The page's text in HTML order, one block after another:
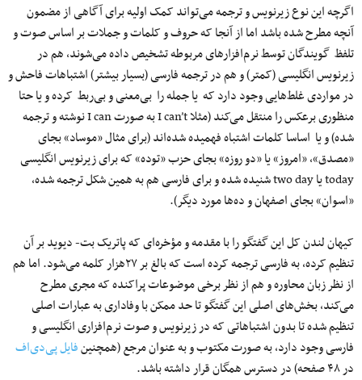
اگرچه این نوع زیرنویس و ترجمه‌ می‌تواند کمک اولیه برای آگاهی از مضمون
آنچه مطرح شده باشد اما از آنجا که حروف و کلمات و جملات بر اساس صوت و
تلفظ گویندگان توسط نرم‌افزارهای مربوطه تشخیص داده می‌شوند، هم در
زیرنویس انگلیسی (کمتر) و هم در ترجمه فارسی (بسیار بیشتر) اشتباهات فاحش و
در مواردی غلط‌هایی وجود دارد که یا جمله را بی‌معنی و بی‌ربط کرده و یا حتا
منظوری برعکس را منتقل می‌کند (مثلا I can’t به صورت I can نوشته و ترجمه
شده) و یا اساسا کلمات اشتباه فهمیده شده‌اند (برای مثال «موساد» بجای
«مصدق»، «امروز» یا «دو روزه» بجای حزب «توده» که برای زیرنویس انگلیسی
today یا two day شنیده شده و برای فارسی هم به همین شکل ترجمه شده،
«اسوان» بجای اصفهان و ده‌ها مورد دیگر).
کیهان لندن کل این گفتگو را با مقدمه و مؤخره‌ای که پاتریک بت- دیوید بر آن
تنظیم کرده، به فارسی ترجمه کرده است که بالغ بر ۲۷هزار کلمه می‌شود. اما هم
از نظر زبان محاوره و هم از نظر برخی موضوعات پراکنده‌ که مجری مطرح
می‌کند، بخش‌های اصلی این گفتگو تا حد ممکن با وفاداری به عبارات اصلی
تنظیم شده تا بدون اشتباهاتی که در زیرنویس و صوت نرم‌افزاری انگلیسی و
فارسی وجود دارد، به صورت مکتوب و به عنوان مرجع (همچنینفایل پی‌دی‌اف
در ۴۸ صفحه) در دسترس همگان قرار داشته باشد.